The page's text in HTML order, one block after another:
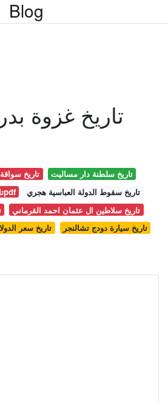
Blog
تاريخ غزوة
تاريخ
تاريخ سلطنة دار مساليت
تاريخ سورية بقلم المطرpdf
تاريخ سقوط الدولة العباسية هجري
تاريخ سلاطين ال عثمان احمد القرماني
تاريخ سعر
تاريخ سيارة دودج تشالنجر